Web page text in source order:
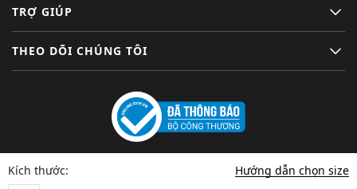
Kích thước: Hướng dẫn chọn size
TRỢ GIÚP
THEO DÕI CHÚNG TÔI